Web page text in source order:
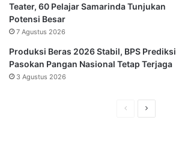
Teater, 60 Pelajar Samarinda Tunjukan
Potensi Besar
7 Agustus 2026
Produksi Beras 2026 Stabil, BPS Prediksi
Pasokan Pangan Nasional Tetap Terjaga
3 Agustus 2026
HalamanHalaman